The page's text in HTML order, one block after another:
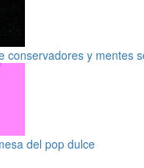
conservadores y mentes
del pop dulce